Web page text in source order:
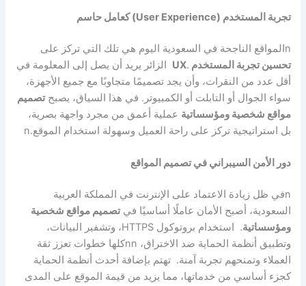
تجربة المستخدم (User Experience) كعامل حاسم
nالمواقع الناجحة في السعودية اليوم هي تلك التي تركز على
تحسين تجربة المستخدم .
UX الزائر يريد أن يصل إلى المعلومة في
أقل عدد من النقرات، وأن يجد تصميمًا متجاوبًا مع جميع الأجهزة،
سواء الجوال أو التابلت أو الكمبيوتر. في هذا السياق، يصبحتصميم
مواقع شخصية ومؤسساتية عملية أعمق من مجرد واجهة بصرية،
بل استراتيجية تركز على راحة العميل وسهولة استخدام الموقع.n
دور الأمن السيبراني في تصميم المواقع
nفي ظل زيادة الاعتماد على الإنترنت في المملكة العربية
السعودية، أصبح الأمان عاملًا أساسيًا فيتصميم مواقع شخصية
ومؤسساتية
. استخدام بروتوكول HTTPS، وتشفير البيانات،
وتطبيق أنظمة الحماية ضد الاختراق، nnكلها خطوات تعزز ثقة
العملاء وتمنحهم تجربة آمنة. تهتم بإضافة أحدث أنظمة الحماية
كجزء أساسي من خدماتها، مما يزيد من قيمة الموقع على المدى